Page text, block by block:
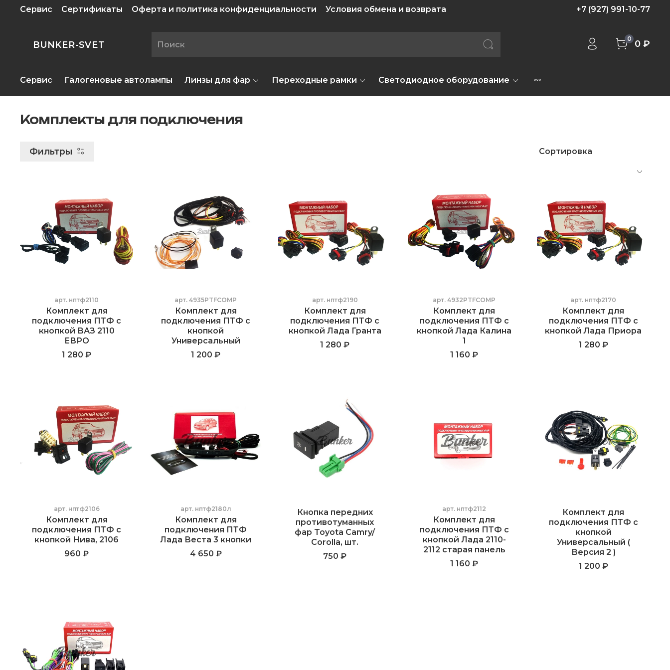
Сервис Сертификаты Оферта и политика конфиденциальности Условия обмена и возврата +7 (927) 991-10-77
BUNKER-SVET
0 0 ₽
Сервис Галогеновые автолампы Линзы для фар Переходные рамки Светодиодное оборудование
Комплекты для подключения
Фильтры
арт. нптф2110
Комплект для
подключения ПТФ с
кнопкой ВАЗ 2110
ЕВРО
1 280 ₽
арт.4935PTFCOMP
Комплект для
подключения ПТФ с
кнопкой
Универсальный
1 200 ₽
арт. нптф2190
Комплект для
подключения ПТФ с
кнопкой Лада Гранта
1 280 ₽
арт.4932PTFCOMP
Комплект для
подключения ПТФ с
кнопкой Лада Калина
1
1 160 ₽
арт. нптф2170
Комплект для
подключения ПТФ с
кнопкой Лада Приора
1 280 ₽
арт. нптф2106
Комплект для
подключения ПТФ с
кнопкой Нива, 2106
960 ₽
арт. нптф2180л
Комплект для
подключения ПТФ
Лада Веста 3 кнопки
4 650 ₽
Кнопка передних
противотуманных
фар Toyota Сamry/
Сorolla, шт.
750 ₽
арт. нптф2112
Комплект для
подключения ПТФ с
кнопкой Лада 2110-
2112 старая панель
1 160 ₽
Комплект для
подключения ПТФ с
кнопкой
Универсальный (
Версия 2 )
1 200 ₽